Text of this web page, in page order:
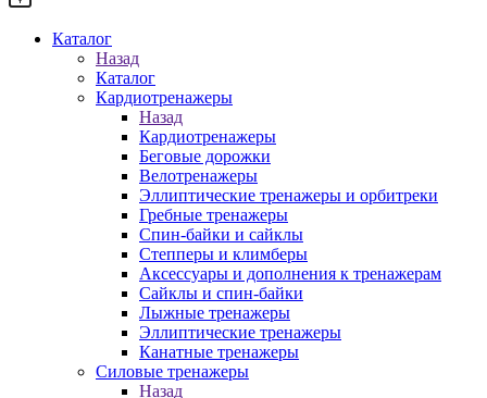
Каталог
Назад
Каталог
Кардиотренажеры
Назад
Кардиотренажеры
Беговые дорожки
Велотренажеры
Эллиптические тренажеры и орбитреки
Гребные тренажеры
Спин-байки и сайклы
Степперы и климберы
Аксессуары и дополнения к тренажерам
Сайклы и спин-байки
Лыжные тренажеры
Эллиптические тренажеры
Канатные тренажеры
Силовые тренажеры
Назад